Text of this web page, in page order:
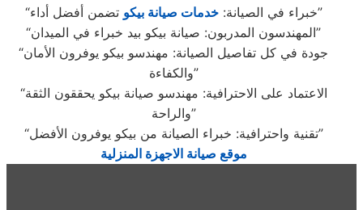
“خبراء في الصيانة:خدمات صيانة بيكو
تضمن أفضل أداء”
“المهندسون المدربون: صيانة بيكو بيد خبراء في الميدان”
“جودة في كل تفاصيل الصيانة: مهندسو بيكو يوفرون الأمان
والكفاءة”
“الاعتماد على الاحترافية: مهندسو صيانة بيكو يحققون الثقة
والراحة”
“تقنية واحترافية: خبراء الصيانة من بيكو يوفرون الأفضل”
موقع صيانة الاجهزة المنزلية